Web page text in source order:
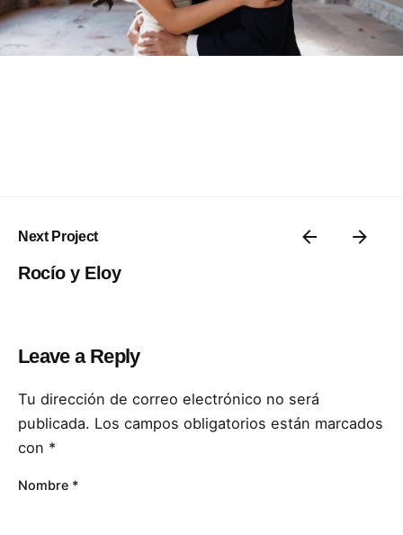
Next Project
Rocío y Eloy
Leave a Reply
Tu dirección de correo electrónico no será
publicada. Los campos obligatorios están marcados
con *
Nombre *